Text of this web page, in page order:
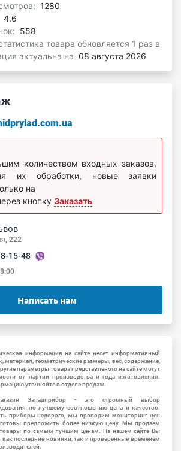
1280
4.6
558
товара обновляется 1 раз в
актуальна на 08 августа 2026
количеством входных заказов,
их обработки, новые заявки
на
кнопку Заказать
222
15-48
Написать нам
информация на сайте несет информативный
материал, геометрические размеры, вес, содержание,
параметры товара представленого на сайте могут
от партии производства и года изготовления.
уточняйте в отделе продаж.
Западприбор - это огромный выбор
по лучшему соотношению цена и качество.
приборы недорого, мы проводим мониторинг цен
готовы предложить более низкую цену. Мы продаем
товары по самым лучшим ценам. На нашем сайте Вы
последние новинки, так и проверенные временем